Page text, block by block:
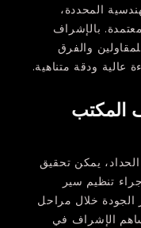
المحددة،
بالإشراف
والفرق
عالية ودقة متناهية.
المكتب
يمكن تحقيق
تنظيم سير
الجودة خلال مراحل
الإشراف في